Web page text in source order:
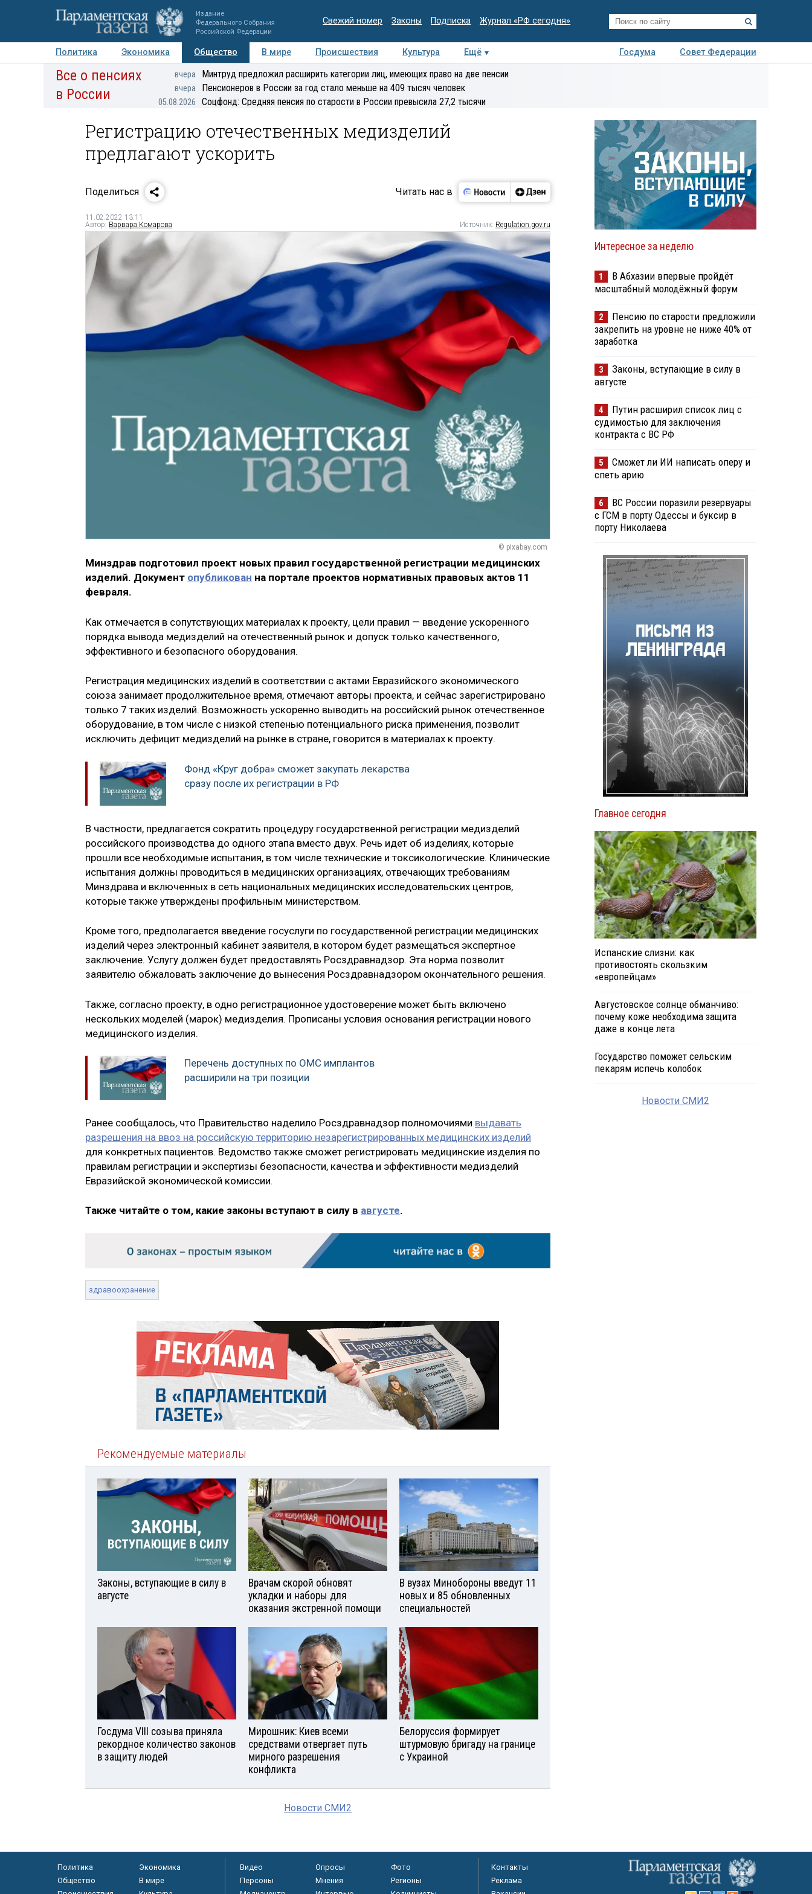
Издание
Федерального Собрания
Российской Федерации
Свежий номер Законы Подписка Журнал «РФ сегодня»
Политика Экономика Общество В мире Происшествия Культура Ещё Госдума
Совет Федерации
Авторы Персоны Мнения Регионы Медиацентр Интервью Колумнисты
Деловая
Все о пенсиях
в России
вчера Минтруд предложил расширить категории лиц, имеющих право на две пенсии
вчера Пенсионеров в России за год стало меньше на 409 тысяч человек
05.08.2026 Соцфонд: Средняя пенсия по старости в России превысила 27,2 тысячи
Регистрацию отечественных медизделий
предлагают ускорить
Поделиться Читать нас в
11.02.2022 13:11
Автор: Варвара Комарова Источник: Regulation.gov.ru
© pixabay.com
Минздрав подготовил проект новых правил государственной регистрации медицинских
изделий. Документ опубликован на портале проектов нормативных правовых актов 11
февраля.
Как отмечается в сопутствующих материалах к проекту, цели правил — введение ускоренного
порядка вывода медизделий на отечественный рынок и допуск только качественного,
эффективного и безопасного оборудования.
Регистрация медицинских изделий в соответствии с актами Евразийского экономического
союза занимает продолжительное время, отмечают авторы проекта, и сейчас зарегистрировано
только 7 таких изделий. Возможность ускоренно выводить на российский рынок отечественное
оборудование, в том числе с низкой степенью потенциального риска применения, позволит
исключить дефицит медизделий на рынке в стране, говорится в материалах к проекту.
Фонд «Круг добра» сможет закупать лекарства
сразу после их регистрации в РФ
В частности, предлагается сократить процедуру государственной регистрации медизделий
российского производства до одного этапа вместо двух. Речь идет об изделиях, которые
прошли все необходимые испытания, в том числе технические и токсикологические. Клинические
испытания должны проводиться в медицинских организациях, отвечающих требованиям
Минздрава и включенных в сеть национальных медицинских исследовательских центров,
которые также утверждены профильным министерством.
Кроме того, предполагается введение госуслуги по государственной регистрации медицинских
изделий через электронный кабинет заявителя, в котором будет размещаться экспертное
заключение. Услугу должен будет предоставлять Росздравнадзор. Эта норма позволит
заявителю обжаловать заключение до вынесения Росздравнадзором окончательного решения.
Также, согласно проекту, в одно регистрационное удостоверение может быть включено
нескольких моделей (марок) медизделия. Прописаны условия основания регистрации нового
медицинского изделия.
Перечень доступных по ОМС имплантов
расширили на три позиции
Ранее сообщалось, что Правительство наделило Росздравнадзор полномочиями выдавать
разрешения на ввоз на российскую территорию незарегистрированных медицинских изделий
для конкретных пациентов. Ведомство также сможет регистрировать медицинские изделия по
правилам регистрации и экспертизы безопасности, качества и эффективности медизделий
Евразийской экономической комиссии.
Также читайте о том, какие законы вступают в силу в августе.
здравоохранение
Рекомендуемые материалы
Законы, вступающие в силу в
августе
Врачам скорой обновят
укладки и наборы для
оказания экстренной помощи
В вузах Минобороны введут 11
новых и 85 обновленных
специальностей
Госдума VIII созыва приняла
рекордное количество законов
в защиту людей
Мирошник: Киев всеми
средствами отвергает путь
мирного разрешения
конфликта
Белоруссия формирует
штурмовую бригаду на границе
с Украиной
Новости СМИ2
Интересное за неделю
1
В Абхазии впервые пройдёт
масштабный молодёжный форум
2
Пенсию по старости предложили
закрепить на уровне не ниже 40% от
заработка
3
Законы, вступающие в силу в
августе
4
Путин расширил список лиц с
судимостью для заключения
контракта с ВС РФ
5
Сможет ли ИИ написать оперу и
спеть арию
6
ВС России поразили резервуары
с ГСМ в порту Одессы и буксир в
порту Николаева
Главное сегодня
Испанские слизни: как
противостоять скользким
«европейцам»
Августовское солнце обманчиво:
почему коже необходима защита
даже в конце лета
Государство поможет сельским
пекарям испечь колобок
Новости СМИ2
Политика
Экономика
Общество
В мире
Видео Опросы
Фото
Персоны
Мнения
Регионы
Контакты
Реклама